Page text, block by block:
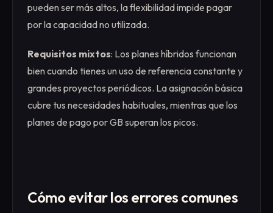
pueden ser más altos, la flexibilidad impide pagar
por la capacidad no utilizada.
Requisitos mixtos: Los planes híbridos funcionan
bien cuando tienes un uso de referencia constante y
grandes proyectos periódicos. La asignación básica
cubre tus necesidades habituales, mientras que los
planes de pago por GB superan los picos.
Cómo evitar los errores comunes